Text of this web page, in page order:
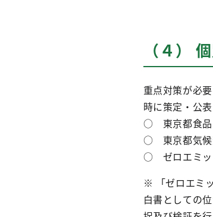
（４）
重点対策が必
時に策定・公表
○ 東京都
○ 東京都
○ ゼロエミ
※ 「ゼロエミ
白書としての